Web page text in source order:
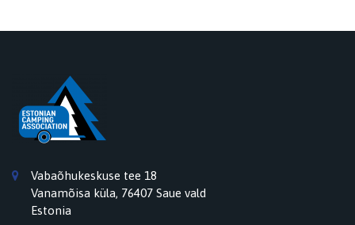
Vabaõhukeskuse tee 18
Vanamõisa küla, 76407 Saue vald
Estonia